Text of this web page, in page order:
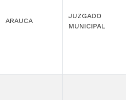
ARAUCA
JUZGADO
MUNICIPAL